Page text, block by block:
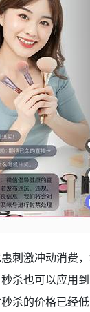
刺激冲动消费
杀也可以应用
杀的价格已经